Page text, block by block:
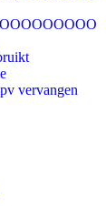
vervangen